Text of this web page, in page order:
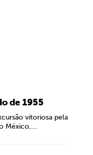
de 1955
vitoriosa pela
México,...